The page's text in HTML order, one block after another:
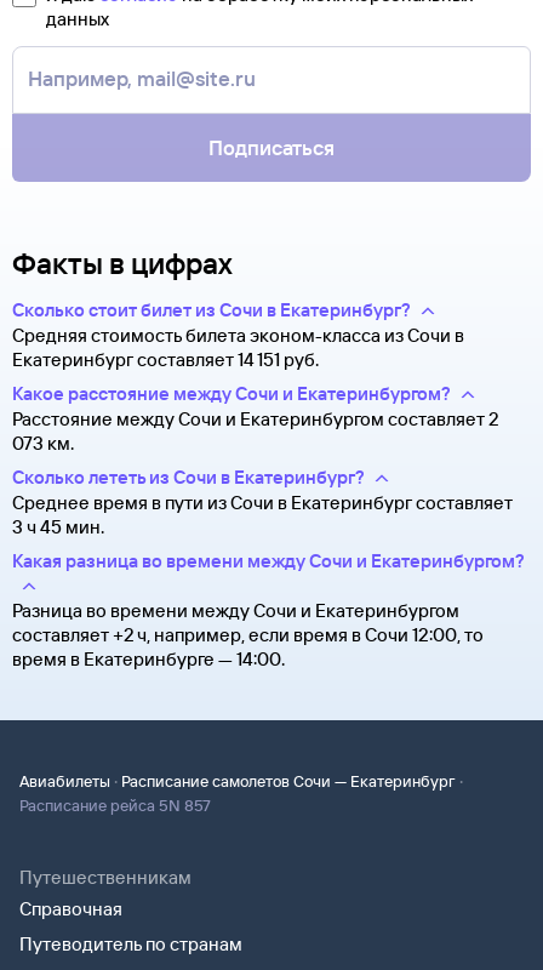
Туту.ру высылает маршрутную квитанцию по электронной
почте. Советуем распечатать ее и взять с собой в аэропорт.
за границей, хотя для посадки в самолет вам понадобится
только паспорт.
В письме, которое вы получите после заказа, будут
контакты агентства-партнера, через которое оформлен
билет. Вы можете связаться с ним напрямую.
данных
Подписаться
Факты в цифрах
Сколько стоит билет из Сочи в Екатеринбург?
Средняя стоимость билета эконом-класса из Сочи в
Екатеринбург составляет 14 ⁠151 руб.
Какое расстояние между Сочи и Екатеринбургом?
Расстояние между Сочи и Екатеринбургом составляет 2
073 км.
Сколько лететь из Сочи в Екатеринбург?
Среднее время в пути из Сочи в Екатеринбург составляет
3 ч 45 мин.
Какая разница во времени между Сочи и Екатеринбургом?
Разница во времени между Сочи и Екатеринбургом
составляет +2 ч, например, если время в Сочи 12:00, то
время в Екатеринбурге — 14:00.
Авиабилеты · Расписание самолетов Сочи — Екатеринбург ·
Расписание рейса 5N 857
Путешественникам
Справочная
Путеводитель по странам